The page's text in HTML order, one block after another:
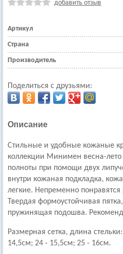
добавить отзыв
Артикул
Страна
Производитель
Поделиться с друзьями:
Описание
Стильные и удобные кожаные
коллекции Минимен весна-лето
полноты при помощи двух
внутри кожаная подкладка,
легкие. Непременно
Твердая формоустойчивая
пружинящая подошва.
Размерная сетка, длина
14,5см; 24 - 15,5см; 25 - 16см.